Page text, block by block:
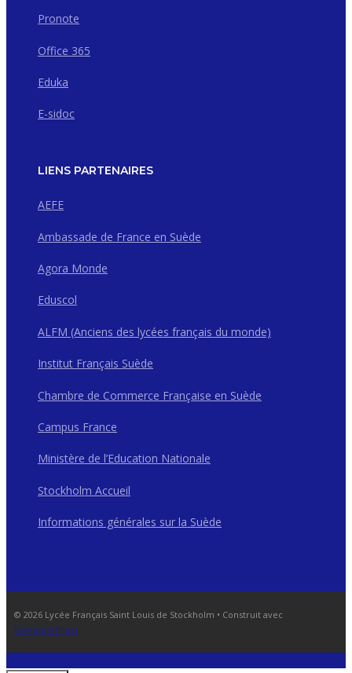
Pronote
Office 365
Eduka
E-sidoc
LIENS PARTENAIRES
AEFE
Ambassade de France en Suède
Agora Monde
Eduscol
ALFM (Anciens des lycées français du monde)
Institut Français Suède
Chambre de Commerce Française en Suède
Campus France
Ministère de l’Education Nationale
Stockholm Accueil
Informations générales sur la Suède
© 2026 Lycée Français Saint Louis de Stockholm • Construit avec
GeneratePress